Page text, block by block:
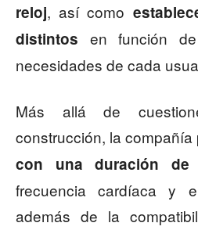
reloj, así como
distintos en función
necesidades de cada
Más allá de
construcción, la compañía
con una duración de
frecuencia cardíaca y
además de la